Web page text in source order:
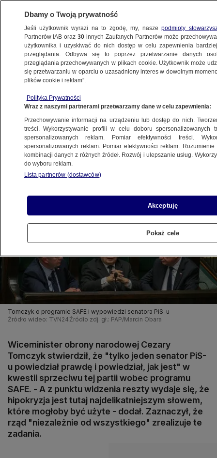
BIZNES
Z KRAJU
dlaczego tylko jeden senator PiS-u
powiedział, jak jest
18.03.2026, 13:21
Posłuchaj artykułu
Czyta lektor AI
Tomczyk o programie SAFE i wypowiedzi senatora PiS-u
Źródło wideo: TVN24 Źródło zdj. gł.: PAP/Marcin Obara
Wiceminister obrony narodowej Cezary
Tomczyk stwierdził, że "tylko jeden senator PiS-
u powiedział prawdę i powiedział, jak jest" w
kwestii sprzeciwu tej partii wobec programu
SAFE. - A z punktu widzenia reszty wydaje się, że
hipokryzja jest tutaj najdelikatniejszym słowem,
które mogłoby być użyte - dodał. Zaznaczył, że
rząd "niezależnie od wszystkiego" zrealizuje te
zadania.
Dbamy o Twoją prywatność
Jeśli użytkownik wyrazi na to zgodę, my, naszepodmioty
Partnerów IAB oraz30 innych Zaufanych Partnerów może
użytkownika i uzyskiwać do nich dostęp w celu zapewnienia
przeglądania. Odbywa się to poprzez przetwarzanie danych
przeglądania przechowywanych w plikach cookie. Użytkownik może
się przetwarzaniu w oparciu o uzasadniony interes w dowolnym
plików cookie i reklam”.
Polityka Prywatności
Wraz z naszymi partnerami przetwarzamy dane w celu zapewnienia:
Przechowywanie informacji na urządzeniu lub dostęp do nich.
treści. Wykorzystywanie profili w celu doboru spersonalizowanych
spersonalizowanych reklam. Pomiar efektywności treści.
spersonalizowanych reklam. Pomiar efektywności reklam.
kombinacji danych z różnych źródeł. Rozwój i ulepszanie usług.
do wyboru reklam.
Lista partnerów (dostawców)
Akceptuję
Pokaż cele